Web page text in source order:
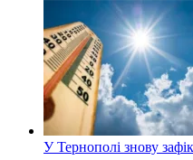
У Тернополі знову